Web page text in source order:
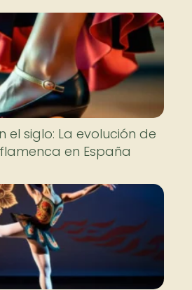
el siglo: La evolución de
en España